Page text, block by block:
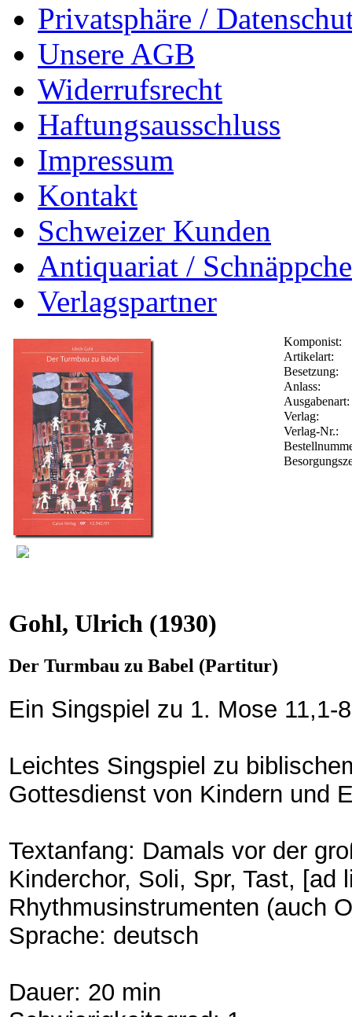
Privatsphäre /
Unsere AGB
Widerrufsrecht
Haftungsausschluss
Impressum
Kontakt
Schweizer Kunden
Antiquariat /
Verlagspartner
Komponist:
Artikelart:
Besetzung:
Anlass:
Ausgabenart:
Verlag:
Verlag-Nr.:
Gohl, Ulrich (1930)
Der Turmbau zu Babel (Partitur)
Ein Singspiel zu 1. Mose 11,1-8
Leichtes Singspiel zu
Gottesdienst von Kindern und
Textanfang: Damals vor der
Kinderchor, Soli, Spr, Tast, [ad
Rhythmusinstrumenten (auch
Sprache: deutsch
Dauer: 20 min